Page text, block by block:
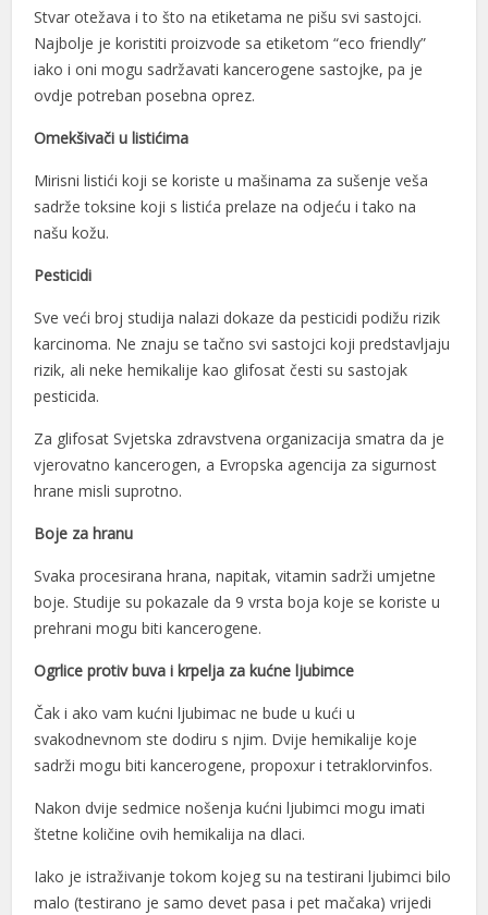
Stvar otežava i to što na etiketama ne pišu svi sastojci.
Najbolje je koristiti proizvode sa etiketom “eco friendly”
iako i oni mogu sadržavati kancerogene sastojke, pa je
ovdje potreban posebna oprez.
Omekšivači u listićima
Mirisni listići koji se koriste u mašinama za sušenje veša
sadrže toksine koji s listića prelaze na odjeću i tako na
našu kožu.
Pesticidi
Sve veći broj studija nalazi dokaze da pesticidi podižu rizik
karcinoma. Ne znaju se tačno svi sastojci koji predstavljaju
rizik, ali neke hemikalije kao glifosat česti su sastojak
pesticida.
Za glifosat Svjetska zdravstvena organizacija smatra da je
vjerovatno kancerogen, a Evropska agencija za sigurnost
hrane misli suprotno.
Boje za hranu
Svaka procesirana hrana, napitak, vitamin sadrži umjetne
boje. Studije su pokazale da 9 vrsta boja koje se koriste u
prehrani mogu biti kancerogene.
Ogrlice protiv buva i krpelja za kućne ljubimce
Čak i ako vam kućni ljubimac ne bude u kući u
svakodnevnom ste dodiru s njim. Dvije hemikalije koje
sadrži mogu biti kancerogene, propoxur i tetraklorvinfos.
Nakon dvije sedmice nošenja kućni ljubimci mogu imati
štetne količine ovih hemikalija na dlaci.
Iako je istraživanje tokom kojeg su na testirani ljubimci bilo
malo (testirano je samo devet pasa i pet mačaka) vrijedi